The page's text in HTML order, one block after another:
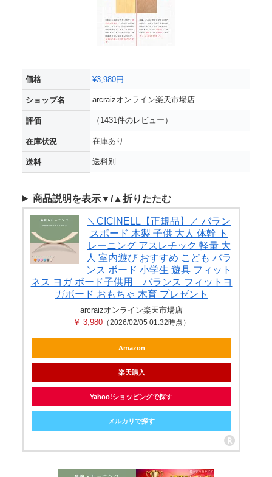
価格 ¥3,980円
ショップ名 arcraizオンライン楽天市場店
評価 （1431件のレビュー）
在庫状況 在庫あり
送料 送料別
商品説明を表示▼/▲折りたたむ
＼CICINELL【正規品】／ バラン
スボード 木製 子供 大人 体幹 ト
レーニング アスレチック 軽量 大
人 室内遊び おすすめ こども バラ
ンス ボード 小学生 遊具 フィット
ネス ヨガ ボード子供用 バランス フィットヨ
ガボード おもちゃ 木育 プレゼント
arcraizオンライン楽天市場店
￥ 3,980 （2026/02/05 01:32時点）
Amazon
楽天購入
Yahoo!ショッピングで探す
メルカリで探す